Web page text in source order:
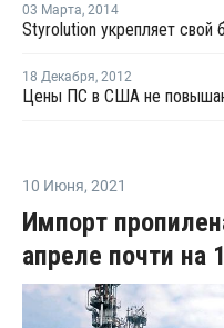
03 Марта, 2014
18 Декабря, 2012
Цены ПС в США не
10 Июня, 2021
Импорт
апреле почти на